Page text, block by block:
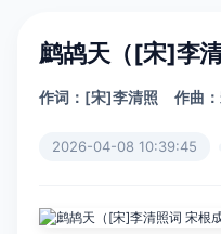
鹧鸪天（[宋]李
作词：[宋]李清照 作曲
2026-04-08 10:39:45